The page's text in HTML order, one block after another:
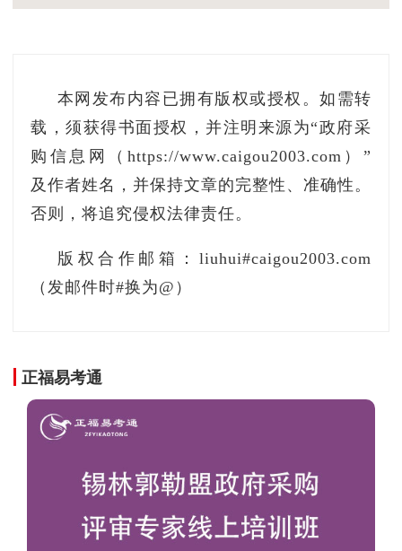
本网发布内容已拥有版权或授权。如需转
载，须获得书面授权，并注明来源为“政府采
购信息网（https://www.caigou2003.com）”
及作者姓名，并保持文章的完整性、准确性。
否则，将追究侵权法律责任。
版权合作邮箱：liuhui#caigou2003.com
（发邮件时#换为@）
正福易考通